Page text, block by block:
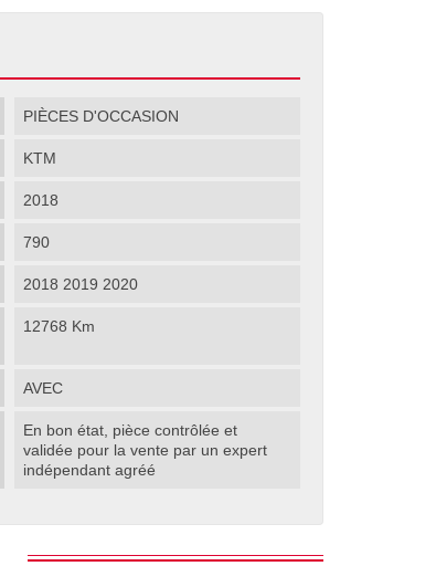
PIÈCES D'OCCASION
KTM
2018
790
2018 2019 2020
12768 Km
AVEC
En bon état, pièce contrôlée et
validée pour la vente par un expert
indépendant agréé